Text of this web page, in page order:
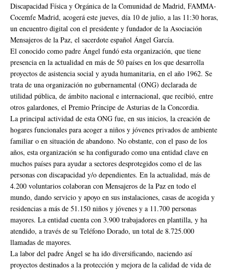
Discapacidad Física y Orgánica de la Comunidad de Madrid, FAMMA-
Cocemfe Madrid, acogerá este jueves, día 10 de julio, a las 11:30 horas,
un encuentro digital con el presidente y fundador de la Asociación
Mensajeros de la Paz, el sacerdote español Ángel García.
El conocido como padre Ángel fundó esta organización, que tiene
presencia en la actualidad en más de 50 países en los que desarrolla
proyectos de asistencia social y ayuda humanitaria, en el año 1962. Se
trata de una organización no gubernamental (ONG) declarada de
utilidad pública, de ámbito nacional e internacional, que recibió, entre
otros galardones, el Premio Príncipe de Asturias de la Concordia.
La principal actividad de esta ONG fue, en sus inicios, la creación de
hogares funcionales para acoger a niños y jóvenes privados de ambiente
familiar o en situación de abandono. No obstante, con el paso de los
años, esta organización se ha configurado como una entidad clave en
muchos países para ayudar a sectores desprotegidos como el de las
personas con discapacidad y/o dependientes. En la actualidad, más de
4.200 voluntarios colaboran con Mensajeros de la Paz en todo el
mundo, dando servicio y apoyo en sus instalaciones, casas de acogida y
residencias a más de 51.150 niños y jóvenes y a 11.700 personas
mayores. La entidad cuenta con 3.900 trabajadores en plantilla, y ha
atendido, a través de su Teléfono Dorado, un total de 8.725.000
llamadas de mayores.
La labor del padre Ángel se ha ido diversificando, naciendo así
proyectos destinados a la protección y mejora de la calidad de vida de